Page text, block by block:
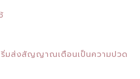
ริ่มส่งสัญญาณเตือนเป็นความปวด